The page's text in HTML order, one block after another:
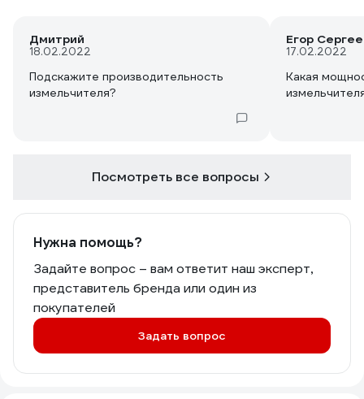
Дмитрий
18.02.2022
Подскажите производительность
измельчителя?
Егор
17.02.2022
Какая
Посмотреть все вопросы
Нужна помощь?
Задайте вопрос – вам ответит наш эксперт,
представитель бренда или один из
покупателей
Задать вопрос